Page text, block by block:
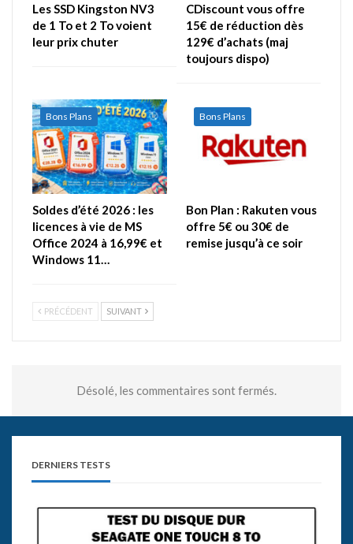
Les SSD Kingston NV3
de 1 To et 2 To voient
leur prix chuter
CDiscount vous offre
15€ de réduction dès
129€ d’achats (maj
toujours dispo)
Bons Plans
Soldes d’été 2026 : les
licences à vie de MS
Office 2024 à 16,99€ et
Windows 11…
Bons Plans
Bon Plan : Rakuten vous
offre 5€ ou 30€ de
remise jusqu’à ce soir
PRÉCÉDENT SUIVANT
Désolé, les commentaires sont fermés.
DERNIERS TESTS